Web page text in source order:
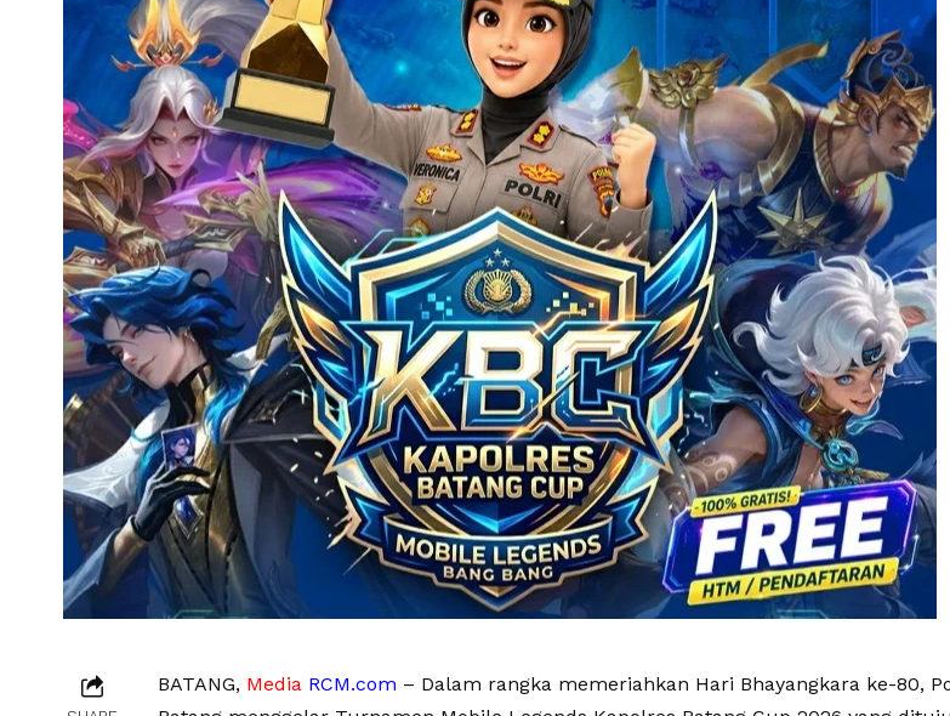
BATANG, Media RCM.com – Dalam rangka memeriahkan Hari Bhayangkara ke-80,